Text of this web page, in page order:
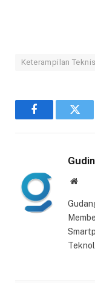
Keterampilan
Facebook